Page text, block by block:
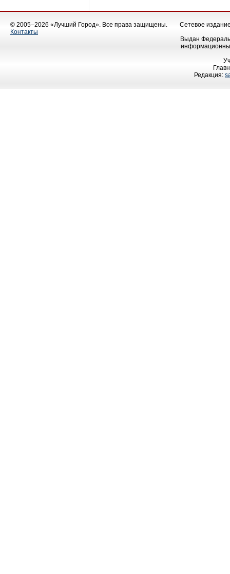
© 2005–2026 «Лучший Город». Все права защищены.
Контакты
Сетевое
Выдан
Редакция: